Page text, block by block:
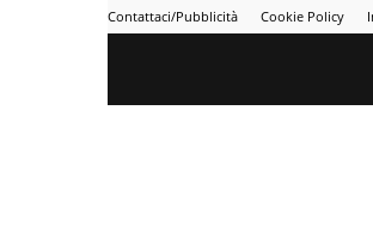
Contattaci/Pubblicità Cookie Policy